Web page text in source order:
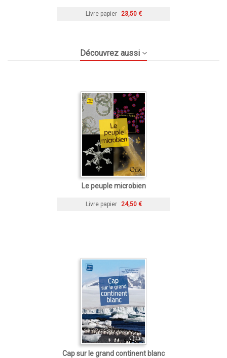
Livre papier 23,50 €
Découvrez aussi
Le peuple microbien
Livre papier 24,50 €
Cap sur le grand continent blanc